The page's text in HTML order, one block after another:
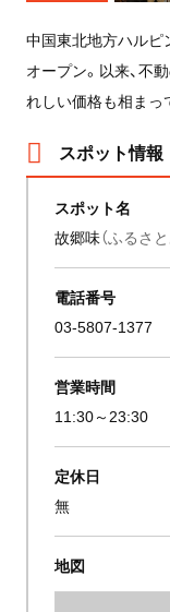
中国東北地方ハルピ
オープン。以来、不
れしい価格も相まっ
スポット情報
スポット名
故郷味（ふるさと
電話番号
03-5807-1377
営業時間
11:30～23:30
定休日
無
地図